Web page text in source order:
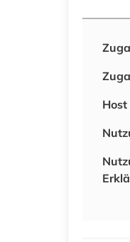
Host